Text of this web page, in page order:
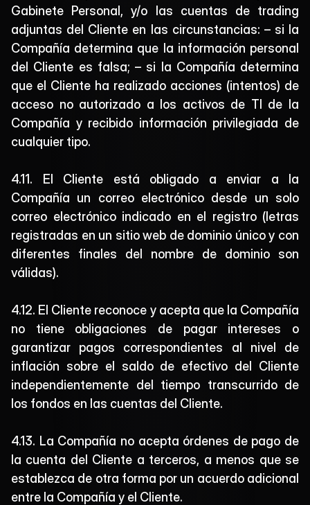
Gabinete Personal, y/o las cuentas de trading
adjuntas del Cliente en las circunstancias: – si la
Compañía determina que la información personal
del Cliente es falsa; – si la Compañía determina
que el Cliente ha realizado acciones (intentos) de
acceso no autorizado a los activos de TI de la
Compañía y recibido información privilegiada de
cualquier tipo.
4.11. El Cliente está obligado a enviar a la
Compañía un correo electrónico desde un solo
correo electrónico indicado en el registro (letras
registradas en un sitio web de dominio único y con
diferentes finales del nombre de dominio son
válidas).
4.12. El Cliente reconoce y acepta que la Compañía
no tiene obligaciones de pagar intereses o
garantizar pagos correspondientes al nivel de
inflación sobre el saldo de efectivo del Cliente
independientemente del tiempo transcurrido de
los fondos en las cuentas del Cliente.
4.13. La Compañía no acepta órdenes de pago de
la cuenta del Cliente a terceros, a menos que se
establezca de otra forma por un acuerdo adicional
entre la Compañía y el Cliente.